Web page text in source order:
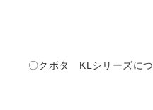
〇クボタ KLシリーズにつ